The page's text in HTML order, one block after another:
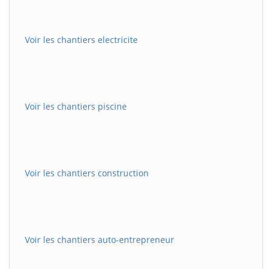
Voir les chantiers electricite
Voir les chantiers piscine
Voir les chantiers construction
Voir les chantiers auto-entrepreneur